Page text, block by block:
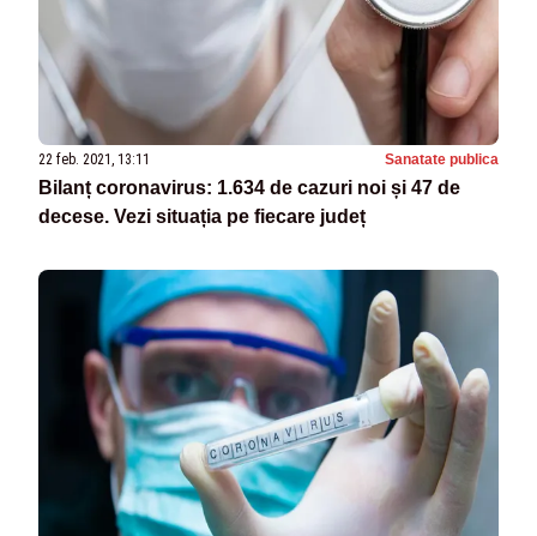
22 feb. 2021, 13:11 Sanatate publica
Bilanț coronavirus: 1.634 de cazuri noi și 47 de
decese. Vezi situația pe fiecare județ